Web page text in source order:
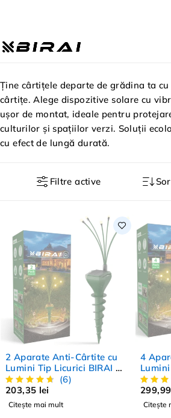
Ține cârtițele departe de grădina ta
cârtițe. Alege dispozitive solare cu
ușor de montat, ideale pentru
culturilor și spațiilor verzi. Soluții
cu efect de lungă durată.
Filtre active
STOC EPUIZAT
2 Aparate Anti-Cârtite cu
Lumini Tip Licurici BIRAI M8
– Ultrasunete, Solar, IP65,
Protecție Grădină
(6)
203,35 lei
Citește mai mult
STOC
4
Lumini
–
299,99
Citește